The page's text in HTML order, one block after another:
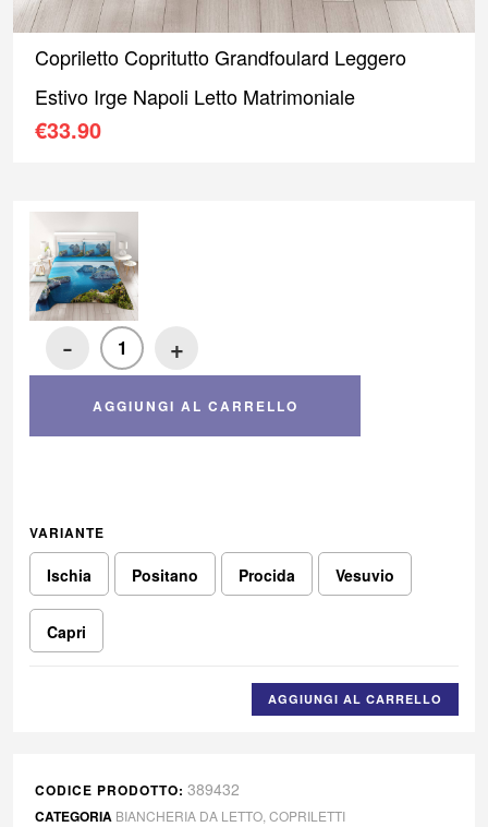
Copriletto Copritutto Grandfoulard Leggero
Estivo Irge Napoli Letto Matrimoniale
€33.90
- +
AGGIUNGI AL CARRELLO
VARIANTE
Ischia Positano Procida Vesuvio
Capri
AGGIUNGI AL CARRELLO
CODICE PRODOTTO: 389432
CATEGORIA BIANCHERIA DA LETTO COPRILETTI